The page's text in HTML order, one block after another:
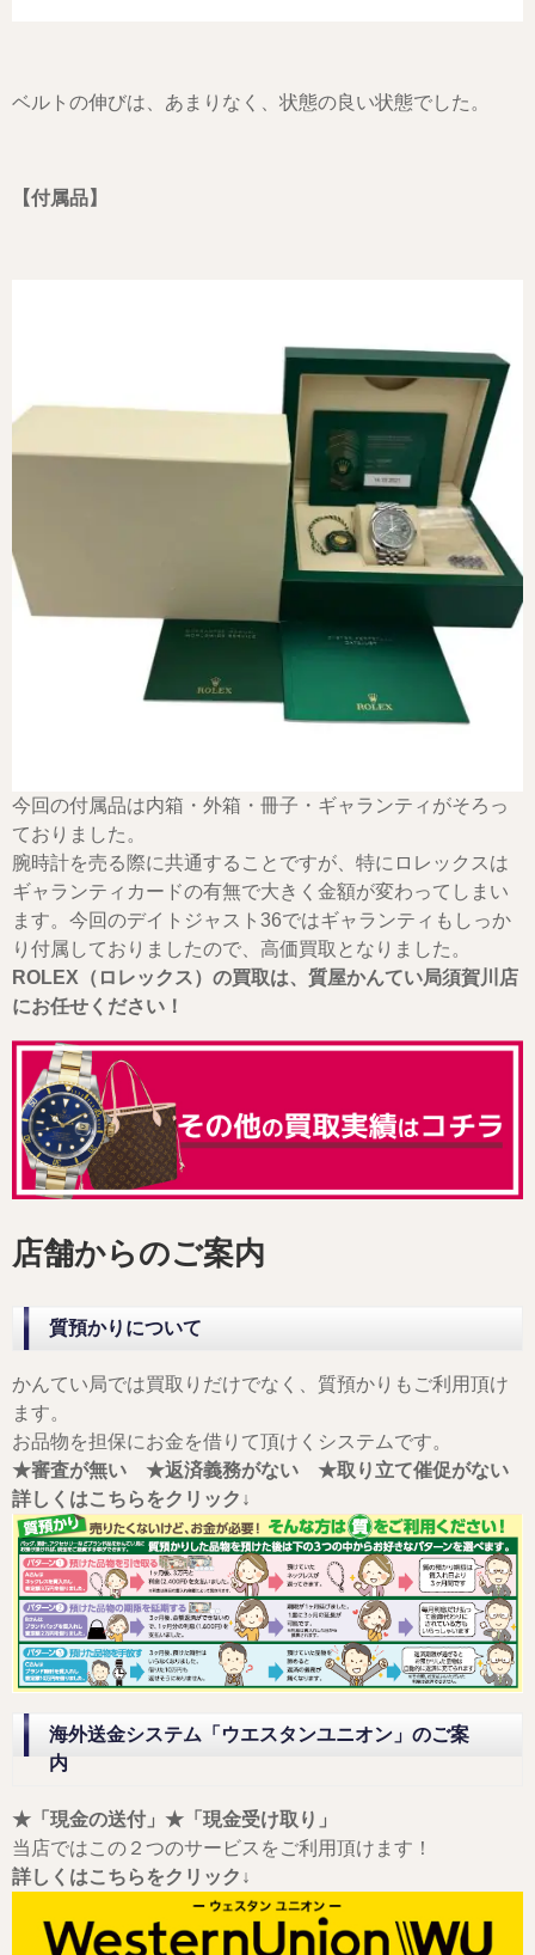
ベルトの伸びは、あまりなく、状態の良い状態でした。
【付属品】
今回の付属品は内箱・外箱・冊子・ギャランティがそろっ
ておりました。
腕時計を売る際に共通することですが、特にロレックスは
ギャランティカードの有無で大きく金額が変わってしまい
ます。今回のデイトジャスト36ではギャランティもしっか
り付属しておりましたので、高価買取となりました。
ROLEX（ロレックス）の買取は、質屋かんてい局須賀川店
にお任せください！
店舗からのご案内
質預かりについて
かんてい局では買取りだけでなく、質預かりもご利用頂け
ます。
お品物を担保にお金を借りて頂けくシステムです。
★審査が無い ★返済義務がない ★取り立て催促がない
詳しくはこちらをクリック↓
海外送金システム「ウエスタンユニオン」のご案
内
★「現金の送付」★「現金受け取り」
当店ではこの２つのサービスをご利用頂けます！
詳しくはこちらをクリック↓